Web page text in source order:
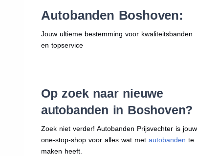
Autobanden Boshoven:
Jouw ultieme bestemming voor kwaliteitsbanden
en topservice
Op zoek naar nieuwe
autobanden in Boshoven?
Zoek niet verder! Autobanden Prijsvechter is jouw
one-stop-shop voor alles wat met autobanden te
maken heeft.